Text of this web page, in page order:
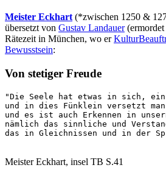
Meister Eckhart (*zwischen 1250 &
übersetzt von Gustav Landauer(ermordet
Rätezeit in München, wo er
Bewusstsein:
Von stetiger Freude
"Die Seele hat etwas in sich,
und in dies Fünklein versetzt
und es ist auch Erkennen in
nämlich das sinnliche und
das in Gleichnissen und in der
Meister Eckhart, insel TB S.41